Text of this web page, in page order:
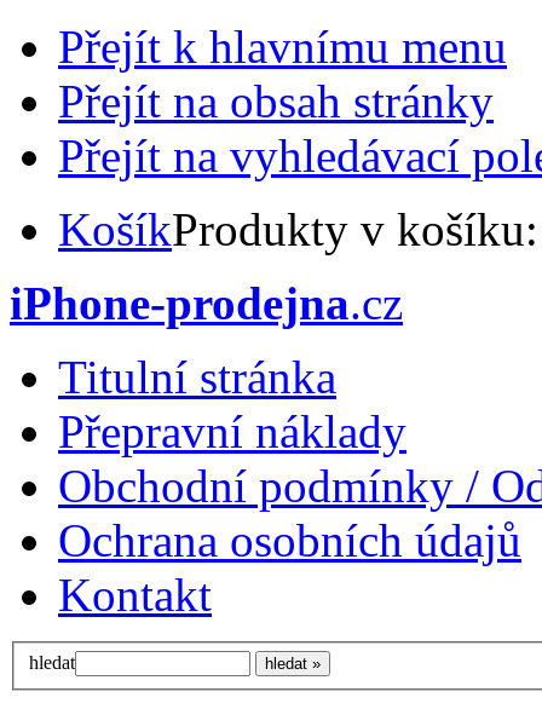
Přejít k hlavnímu menu
Přejít na obsah stránky
Přejít na vyhledávací
KošíkProdukty v
iPhone-prodejna.cz
Titulní stránka
Přepravní náklady
Obchodní podmínky /
Ochrana osobních údajů
Kontakt
hledat